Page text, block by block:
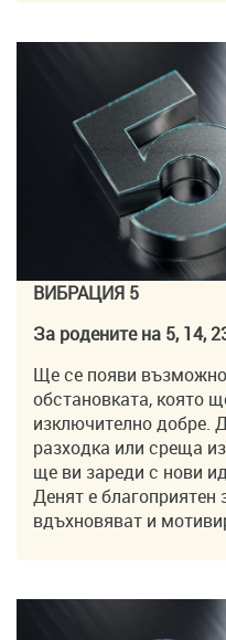
ВИБРАЦИЯ 5
За родените на 5, 14,
Ще се появи
обстановката, която
изключително добре.
разходка или среща
ще ви зареди с нови
Денят е благоприятен
вдъхновяват и